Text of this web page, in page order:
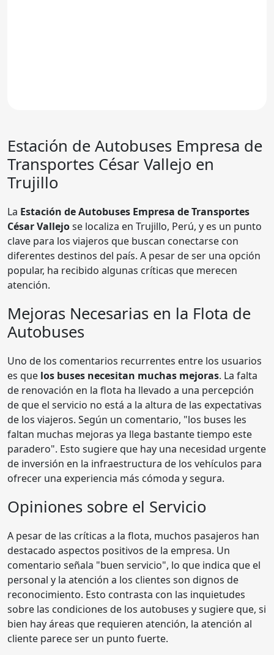
Estación de Autobuses Empresa de
Transportes César Vallejo en
Trujillo
La Estación de Autobuses Empresa de Transportes
César Vallejose localiza en Trujillo, Perú, y es un punto
clave para los viajeros que buscan conectarse con
diferentes destinos del país. A pesar de ser una opción
popular, ha recibido algunas críticas que merecen
atención.
Mejoras Necesarias en la Flota de
Autobuses
Uno de los comentarios recurrentes entre los usuarios
es que los buses necesitan muchas mejoras. La falta
de renovación en la flota ha llevado a una percepción
de que el servicio no está a la altura de las expectativas
de los viajeros. Según un comentario, "los buses les
faltan muchas mejoras ya llega bastante tiempo este
paradero". Esto sugiere que hay una necesidad urgente
de inversión en la infraestructura de los vehículos para
ofrecer una experiencia más cómoda y segura.
Opiniones sobre el Servicio
A pesar de las críticas a la flota, muchos pasajeros han
destacado aspectos positivos de la empresa. Un
comentario señala "buen servicio", lo que indica que el
personal y la atención a los clientes son dignos de
reconocimiento. Esto contrasta con las inquietudes
sobre las condiciones de los autobuses y sugiere que, si
bien hay áreas que requieren atención, la atención al
cliente parece ser un punto fuerte.